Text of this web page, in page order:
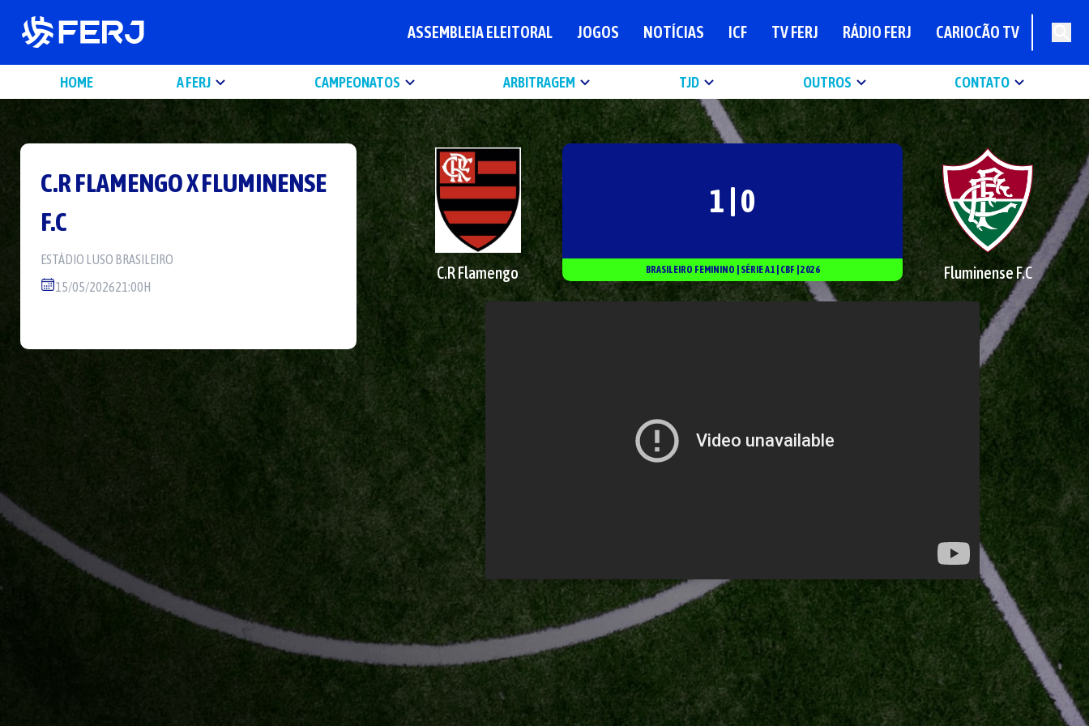
ASSEMBLEIA ELEITORAL JOGOS NOTÍCIAS ICF TV FERJ RÁDIO FERJ CARIOCÃO TV
HOME A FERJ CAMPEONATOS ARBITRAGEM TJD OUTROS CONTATO
C.R FLAMENGOXFLUMINENSE
F.C
ESTÁDIO LUSO BRASILEIRO
15/05/202621:00H
C.R Flamengo
1 | 0
BRASILEIRO FEMININO SÉRIEA1 CBF 2026 Fluminense F.C